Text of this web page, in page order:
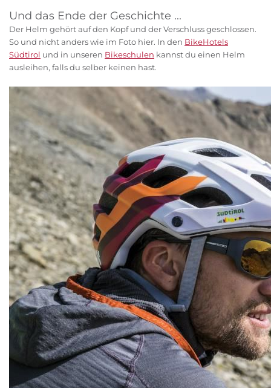
Und das Ende der Geschichte ...
Der Helm gehört auf den Kopf und der Verschluss geschlossen.
So und nicht anders wie im Foto hier. In den BikeHotels
Südtirol und in unseren Bikeschulen kannst du einen Helm
ausleihen, falls du selber keinen hast.